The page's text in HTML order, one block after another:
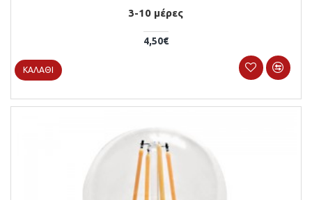
3-10 μέρες
4,50€
ΚΑΛΆΘΙ